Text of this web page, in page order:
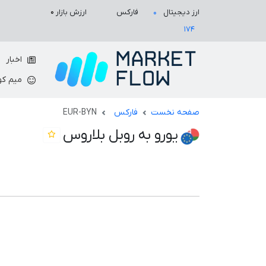
ارز دیجیتال ۰
فارکس
۱۷۴
ارزش بازار ۰
اخبار
میم
صفحه نخست فارکس EUR-BYN
یورو به روبل بلاروس